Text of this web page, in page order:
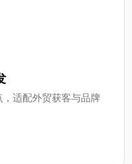
适配外贸获客与品牌